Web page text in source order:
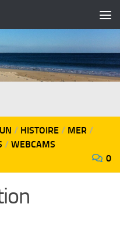
/ HISTOIRE / MER /
/ WEBCAMS
0